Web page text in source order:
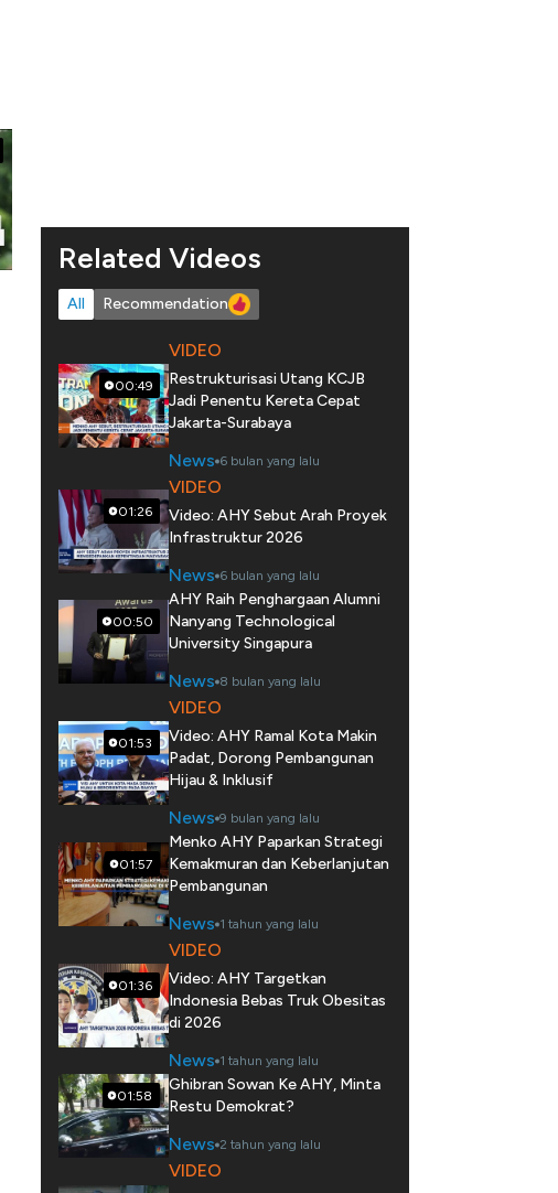
Related Videos
All Recommendation
00:49
VIDEO
Restrukturisasi Utang KCJB
Jadi Penentu Kereta Cepat
Jakarta-Surabaya
News 6 bulan yang lalu
01:26
VIDEO
Video: AHY Sebut Arah Proyek
Infrastruktur 2026
News 6 bulan yang lalu
00:50
AHY Raih Penghargaan Alumni
Nanyang Technological
University Singapura
News 8 bulan yang lalu
01:53
VIDEO
Video: AHY Ramal Kota Makin
Padat, Dorong Pembangunan
Hijau & Inklusif
News 9 bulan yang lalu
01:57
Menko AHY Paparkan Strategi
Kemakmuran dan Keberlanjutan
Pembangunan
News 1 tahun yang lalu
01:36
VIDEO
Video: AHY Targetkan
Indonesia Bebas Truk Obesitas
di 2026
News 1 tahun yang lalu
01:58
Ghibran Sowan Ke AHY, Minta
Restu Demokrat?
News 2 tahun yang lalu
VIDEO